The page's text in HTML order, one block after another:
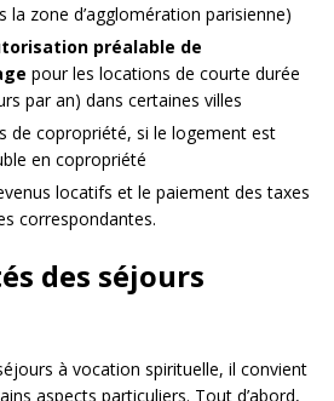
la zone d’agglomération parisienne)
préalable de
pour les locations de courte durée
par an) dans certaines villes
de copropriété, si le logement est
en copropriété
locatifs et le paiement des taxes
correspondantes.
des séjours
à vocation spirituelle, il convient
aspects particuliers. Tout d’abord,